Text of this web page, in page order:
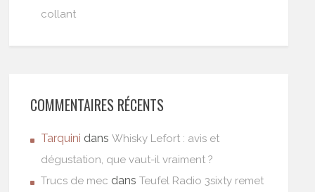
collant
COMMENTAIRES RÉCENTS
Tarquini dansWhisky Lefort : avis et
dégustation, que vaut-il vraiment ?
Trucs de mec dansTeufel Radio 3sixty remet